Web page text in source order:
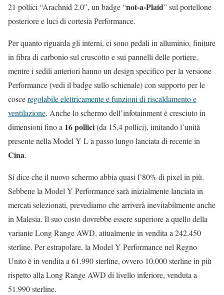
21 pollici “Arachnid 2.0”, un badge “not-a-Plaid” sul portellone
posteriore e luci di cortesia Performance.
Per quanto riguarda gli interni, ci sono pedali in alluminio, finiture
in fibra di carbonio sul cruscotto e sui pannelli delle portiere,
mentre i sedili anteriori hanno un design specifico per la versione
Performance (vedi il badge sullo schienale) con supporto per le
cosceregolabile elettricamente e funzioni di riscaldamento e
ventilazione. Anche lo schermo dell’infotainment è cresciuto in
dimensioni fino a 16 pollici(da 15,4 pollici), imitando l’unità
presente nella Model Y L a passo lungo lanciata di recente in
Cina.
Si dice che il nuovo schermo abbia quasi l’80% di pixel in più.
Sebbene la Model Y Performance sarà inizialmente lanciata in
mercati selezionati, prevediamo che arriverà inevitabilmente anche
in Malesia. Il suo costo dovrebbe essere superiore a quello della
variante Long Range AWD, attualmente in vendita a 242.450
sterline. Per estrapolare, la Model Y Performance nel Regno
Unito è in vendita a 61.990 sterline, ovvero 10.000 sterline in più
rispetto alla Long Range AWD di livello inferiore, venduta a
51.990 sterline.